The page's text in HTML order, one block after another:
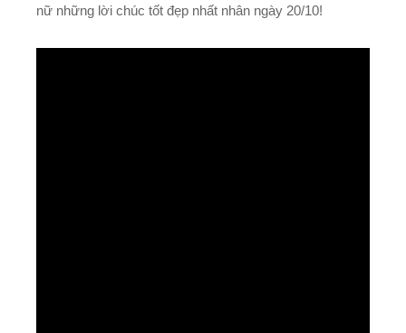
nữ những lời chúc tốt đẹp nhất nhân ngày 20/10!